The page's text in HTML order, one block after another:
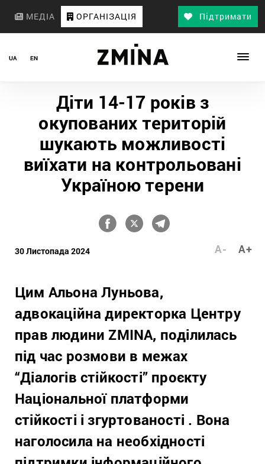
МЕДІА ОРГАНІЗАЦІЯ Підтримати
UA EN
Діти 14-17 років з
окупованих територій
шукають можливості
виїхати на контрольовані
Україною терени
30 Листопада 2024 A+
A-
Цим Альона Луньова,
адвокаційна директорка Центру
прав людини ZMINA, поділилась
під час розмови в межах
“Діалогів стійкості” проєкту
Національної платформи
стійкості і згуртованості . Вона
наголосила на необхідності